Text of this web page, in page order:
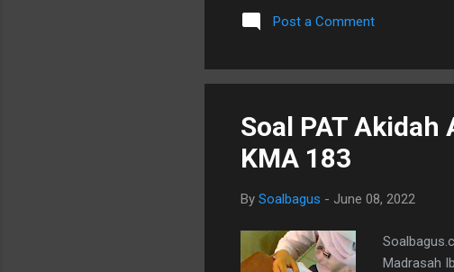
dibawah ini. I. PILIHAN GANDA 1. D
A 20. D II.URAIAN 1. Judul Berita,
Post a Comment
Soal PAT Akidah
KMA 183
By Soalbagus - June 08, 2022
Madrasah